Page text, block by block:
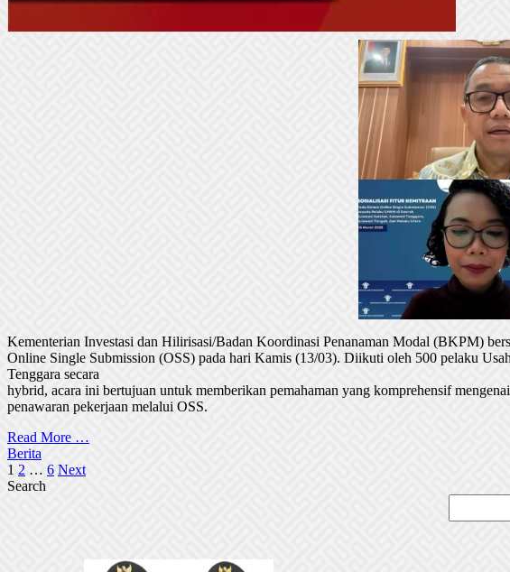
Kementerian Investasi dan Hilirisasi/Badan Koordinasi Penanaman Modal (BKPM)
Online Single Submission (OSS) pada hari Kamis (13/03). Diikuti oleh 500 pelaku
Tenggara secara
hybrid, acara ini bertujuan untuk memberikan pemahaman yang komprehensif
penawaran pekerjaan melalui OSS.
Read More …
Berita
Posts
pagination
1 2 … 6 Next
Search